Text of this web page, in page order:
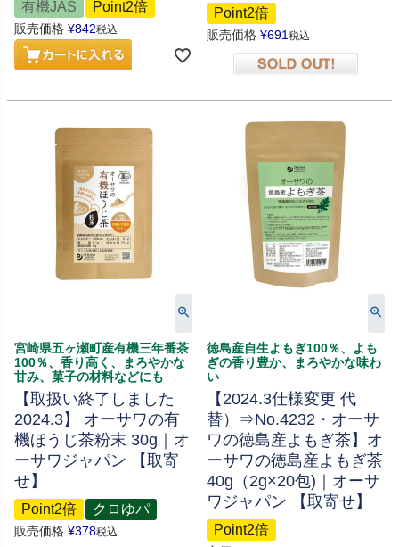
有機JAS Point2倍
販売価格 ¥842税込
Point2倍
販売価格 ¥691税込
宮崎県五ヶ瀬町産有機三年番茶
100％、香り高く、まろやかな
甘み、菓子の材料などにも
【取扱い終了しました
2024.3】 オーサワの有
機ほうじ茶粉末 30g｜オ
ーサワジャパン 【取寄
せ】
Point2倍 クロゆパ
販売価格 ¥378税込
徳島産自生よもぎ100％、よも
ぎの香り豊か、まろやかな味わ
い
【2024.3仕様変更 代
替）⇒No.4232・オーサ
ワの徳島産よもぎ茶】オ
ーサワの徳島産よもぎ茶
40g（2g×20包)｜オーサ
ワジャパン 【取寄せ】
Point2倍